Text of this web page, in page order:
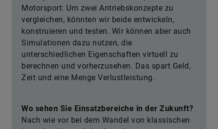
noch Simulationen an?In allen
Unternehmensbereichen, in denen wir Produkte
und Systeme entwickeln. Ein Beispiel aus dem
Motorsport: Um zwei Antriebskonzepte zu
vergleichen, könnten wir beide entwickeln,
konstruieren und testen. Wir können aber auch
Simulationen dazu nutzen, die
Zeit und eine Menge Verlustleistung.